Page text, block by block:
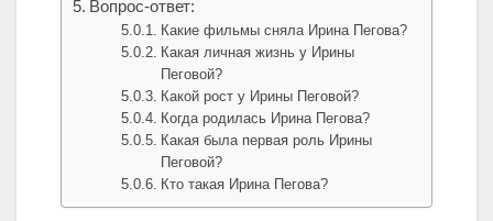
Вопрос-ответ:
Какие фильмы сняла Ирина Пегова?
Какая личная жизнь у Ирины
Пеговой?
Какой рост у Ирины Пеговой?
Когда родилась Ирина Пегова?
Какая была первая роль Ирины
Пеговой?
Кто такая Ирина Пегова?